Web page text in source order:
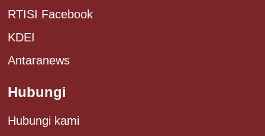
RTISI Facebook
KDEI
Antaranews
Hubungi
Hubungi kami